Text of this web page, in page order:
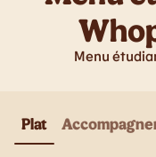
Menu
Plat